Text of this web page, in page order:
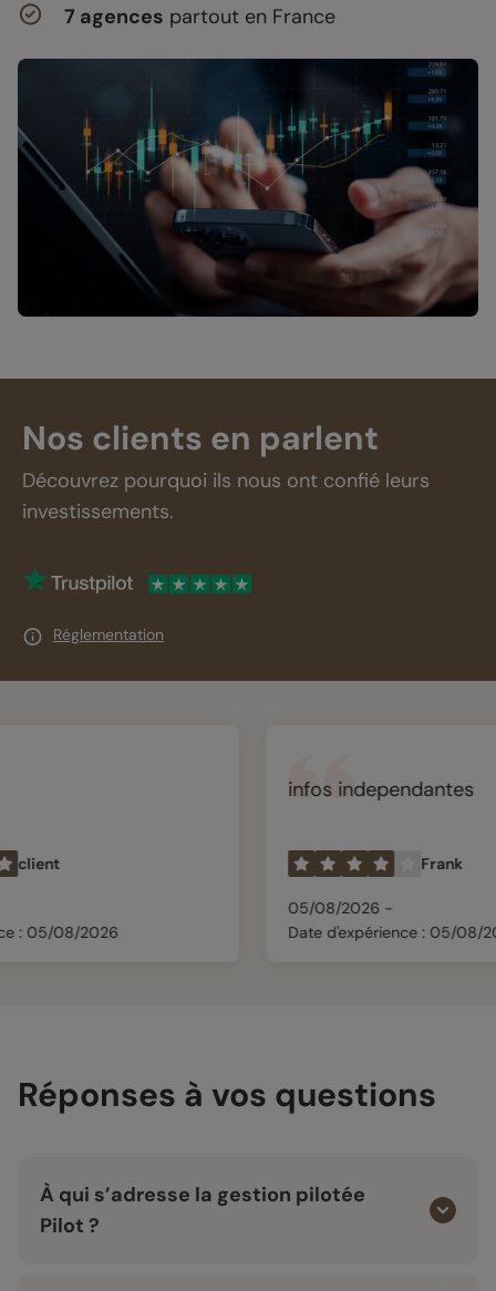
7 agences partout en France
Nos clients en parlent
Découvrez pourquoi ils nous ont confié leurs
investissements.
Réglementation
infos independantes
Frank
05/08/2026 -
Date d'expérience : 05/08/2026
Réponses à vos questions
À qui s’adresse la gestion pilotée
Pilot ?